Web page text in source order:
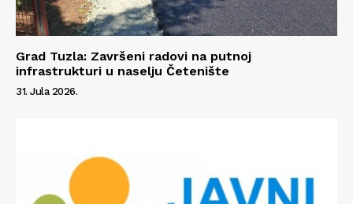
Info
Grad Tuzla: Završeni radovi na putnoj
infrastrukturi u naselju Četenište
31. Jula 2026.